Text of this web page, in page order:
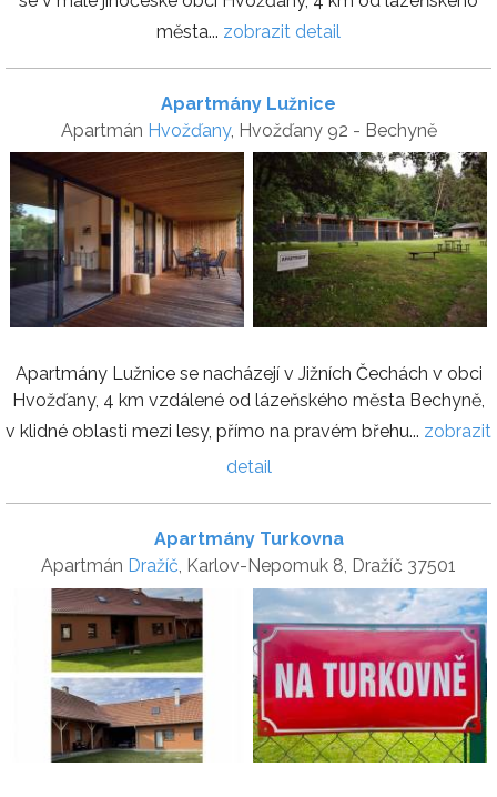
města... zobrazit detail
Apartmány Lužnice
Apartmán Hvožďany, Hvožďany 92 - Bechyně
Apartmány Lužnice se nacházejí v Jižních Čechách v obci
Hvožďany, 4 km vzdálené od lázeňského města Bechyně,
v klidné oblasti mezi lesy, přímo na pravém břehu... zobrazit
detail
Apartmány Turkovna
Apartmán Dražíč, Karlov-Nepomuk 8, Dražíč 37501